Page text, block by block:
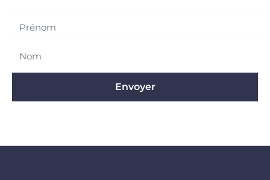
Envoyer